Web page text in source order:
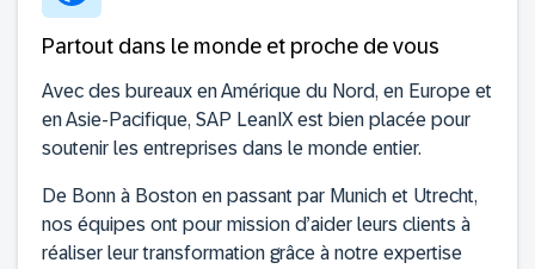
Partout dans le monde et proche de vous
Avec des bureaux en Amérique du Nord, en Europe et
en Asie-Pacifique, SAP LeanIX est bien placée pour
soutenir les entreprises dans le monde entier.
De Bonn à Boston en passant par Munich et Utrecht,
nos équipes ont pour mission d’aider leurs clients à
réaliser leur transformation grâce à notre expertise